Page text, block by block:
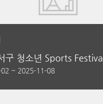
구 청소년 Sports Festival
~ 2025-11-08